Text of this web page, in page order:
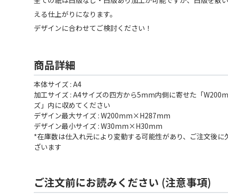
える仕上がりになります。
デザインに合わせてご検討ください！
商品詳細
本体サイズ : A4
加工サイズ : A4サイズの四方から5mm内側に寄せた「
ズ」内に収めてください
デザイン最大サイズ : W200mm×H287mm
デザイン最小サイズ : W30mm×H30mm
*在庫数は仕入れ元により変動する可能性があり、ご注文後に
ざいます
ご注文前にお読みください (注意事項)